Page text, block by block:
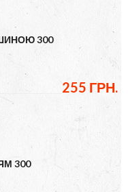
300
255 ГРН.
300